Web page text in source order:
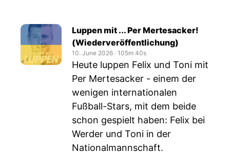
Luppen mit ... Per Mertesacker!
(Wiederveröffentlichung)
10. June 2026 ‧ 105m 40s
Heute luppen Felix und Toni mit
Per Mertesacker - einem der
wenigen internationalen
Fußball-Stars, mit dem beide
schon gespielt haben: Felix bei
Werder und Toni in der
Nationalmannschaft.